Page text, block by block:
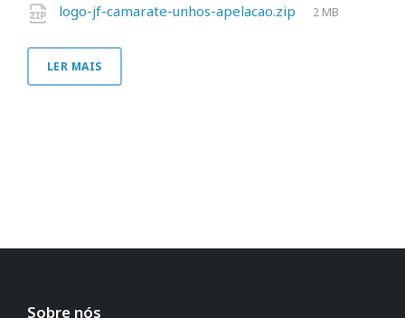
logo-jf-camarate-unhos-apelacao.zip 2 MB
LER MAIS
Sobre nós